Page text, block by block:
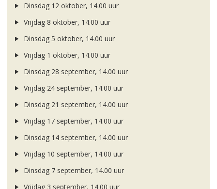
Dinsdag 12 oktober, 14.00 uur
Vrijdag 8 oktober, 14.00 uur
Dinsdag 5 oktober, 14.00 uur
Vrijdag 1 oktober, 14.00 uur
Dinsdag 28 september, 14.00 uur
Vrijdag 24 september, 14.00 uur
Dinsdag 21 september, 14.00 uur
Vrijdag 17 september, 14.00 uur
Dinsdag 14 september, 14.00 uur
Vrijdag 10 september, 14.00 uur
Dinsdag 7 september, 14.00 uur
Vrijdag 3 september, 14.00 uur